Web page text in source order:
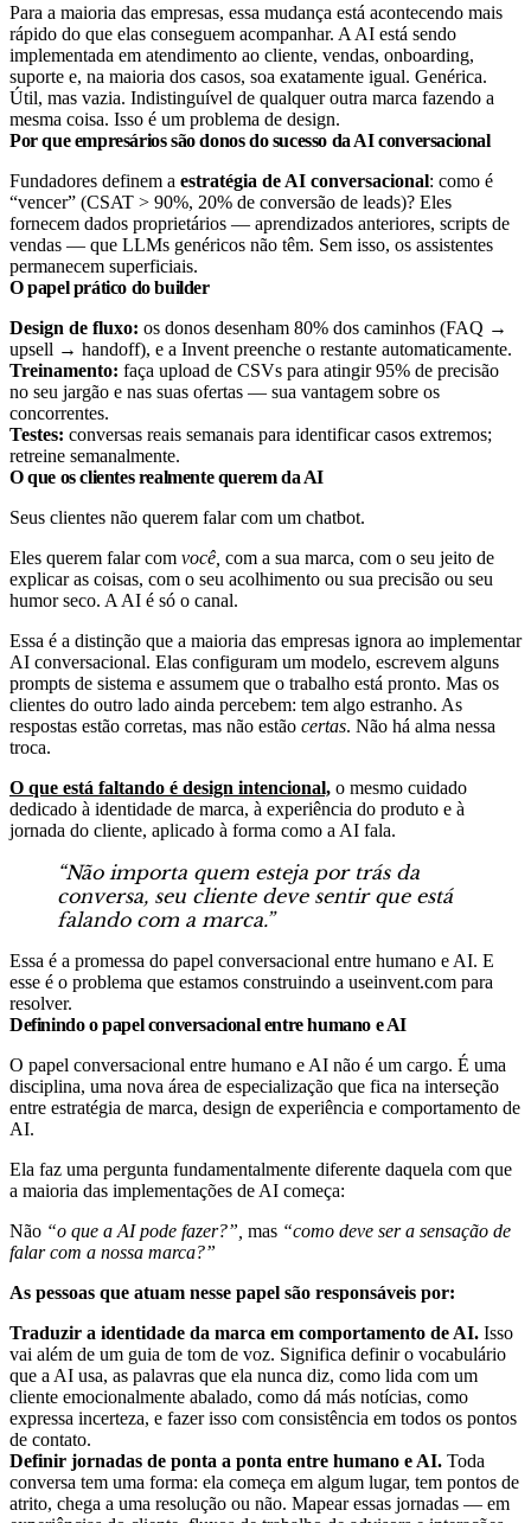
Para a maioria das empresas, essa mudança está acontecendo mais
rápido do que elas conseguem acompanhar. A AI está sendo
implementada em atendimento ao cliente, vendas, onboarding,
suporte e, na maioria dos casos, soa exatamente igual. Genérica.
Útil, mas vazia. Indistinguível de qualquer outra marca fazendo a
mesma coisa. Isso é um problema de design.
Por que empresários são donos do sucesso da AI conversacional
Fundadores definem a estratégia de AI conversacional: como é
“vencer” (CSAT > 90%, 20% de conversão de leads)? Eles
fornecem dados proprietários — aprendizados anteriores, scripts de
vendas — que LLMs genéricos não têm. Sem isso, os assistentes
permanecem superficiais.
O papel prático do builder
Design de fluxo: os donos desenham 80% dos caminhos (FAQ →
upsell → handoff), e a Invent preenche o restante automaticamente.
Treinamento: faça upload de CSVs para atingir 95% de precisão
no seu jargão e nas suas ofertas — sua vantagem sobre os
concorrentes.
Testes: conversas reais semanais para identificar casos extremos;
retreine semanalmente.
O que os clientes realmente querem da AI
Seus clientes não querem falar com um chatbot.
Eles querem falar com você, com a sua marca, com o seu jeito de
explicar as coisas, com o seu acolhimento ou sua precisão ou seu
humor seco. A AI é só o canal.
Essa é a distinção que a maioria das empresas ignora ao implementar
AI conversacional. Elas configuram um modelo, escrevem alguns
prompts de sistema e assumem que o trabalho está pronto. Mas os
clientes do outro lado ainda percebem: tem algo estranho. As
respostas estão corretas, mas não estão certas. Não há alma nessa
troca.
O que está faltando é design intencional, o mesmo cuidado
dedicado à identidade de marca, à experiência do produto e à
jornada do cliente, aplicado à forma como a AI fala.
“Não importa quem esteja por trás da
conversa, seu cliente deve sentir que está
falando com a marca.”
Essa é a promessa do papel conversacional entre humano e AI. E
esse é o problema que estamos construindo a useinvent.com para
resolver.
Definindo o papel conversacional entre humano e AI
O papel conversacional entre humano e AI não é um cargo. É uma
disciplina, uma nova área de especialização que fica na interseção
entre estratégia de marca, design de experiência e comportamento de
AI.
Ela faz uma pergunta fundamentalmente diferente daquela com que
a maioria das implementações de AI começa:
Não “o que a AI pode fazer?”, mas “como deve ser a sensação de
falar com a nossa marca?”
As pessoas que atuam nesse papel são responsáveis por:
Traduzir a identidade da marca em comportamento de AI. Isso
vai além de um guia de tom de voz. Significa definir o vocabulário
que a AI usa, as palavras que ela nunca diz, como lida com um
cliente emocionalmente abalado, como dá más notícias, como
expressa incerteza, e fazer isso com consistência em todos os pontos
de contato.
Definir jornadas de ponta a ponta entre humano e AI. Toda
conversa tem uma forma: ela começa em algum lugar, tem pontos de
atrito, chega a uma resolução ou não. Mapear essas jornadas — em